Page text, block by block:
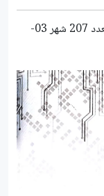
هذا الموضوع نُشر باﻷصل في مجلة لغة العصر العدد 207 شهر 03-